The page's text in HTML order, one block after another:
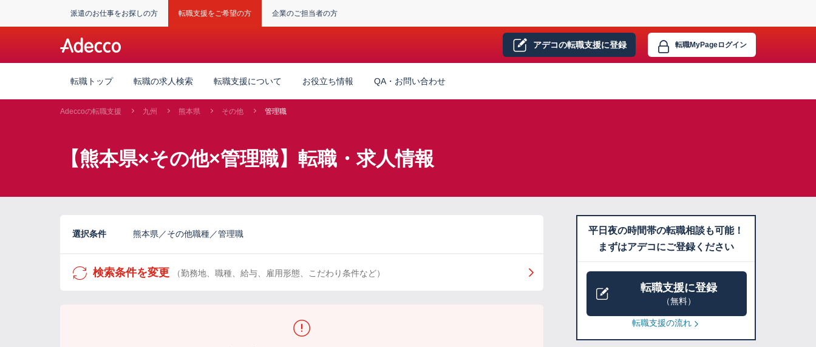
派遣のお仕事をお探しの方 転職支援をご希望の方 企業のご担当者の方
アデコの転職支援に登録 転職MyPageログイン
転職トップ 転職の求人検索 転職支援について お役立ち情報 QA・お問い合わせ
Adeccoの転職支援 九州 熊本県 その他 管理職
【熊本県×その他×管理職】転職・求人情報
選択条件 熊本県／その他職種／管理職
検索条件を変更 （勤務地、職種、給与、雇用形態、こだわり条件など）
平日夜の時間帯の転職相談も可能！
まずはアデコにご登録ください
転職支援に登録
（無料）
転職支援の流れ